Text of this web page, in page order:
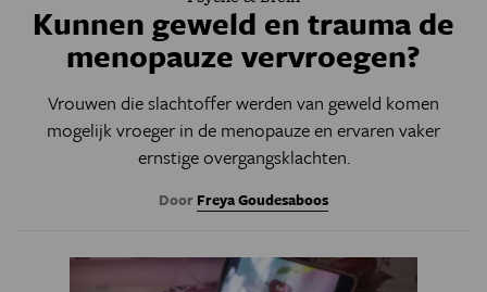
Kunnen geweld en trauma de
menopauze vervroegen?
Vrouwen die slachtoffer werden van geweld komen
mogelijk vroeger in de menopauze en ervaren vaker
ernstige overgangsklachten.
Door Freya Goudesaboos